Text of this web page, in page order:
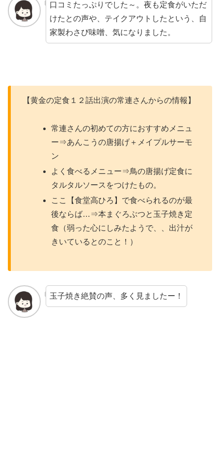
口コミたっぷりでした～。夜も定食がいただ
けたとの声や、テイクアウトしたという、自
家製わさび味噌、気になりました。
【黄金の定食１２話出演の常連さんからの情報】
常連さんの初めての方におすすめメニュ
ー⇒あんこうの唐揚げ＋メイプルサーモ
ン
よく食べるメニュー⇒鳥の唐揚げ定食に
タルタルソースをつけたもの。
ここ【食堂高ひろ】で食べられるのが最
後ならば…⇒本まぐろぶつと玉子焼き定
食（弱った心にしみたようで、、出汁が
きいているとのこと！）
玉子焼き絶賛の声、多く見ましたー！